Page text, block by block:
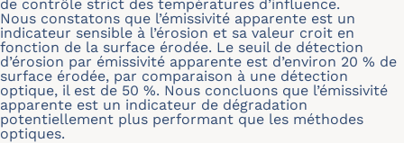
de contrôle strict des températures d’influence.
Nous constatons que l’émissivité apparente est un
indicateur sensible à l’érosion et sa valeur croit en
fonction de la surface érodée. Le seuil de détection
d’érosion par émissivité apparente est d’environ 20 % de
surface érodée, par comparaison à une détection
optique, il est de 50 %. Nous concluons que l’émissivité
apparente est un indicateur de dégradation
potentiellement plus performant que les méthodes
optiques.